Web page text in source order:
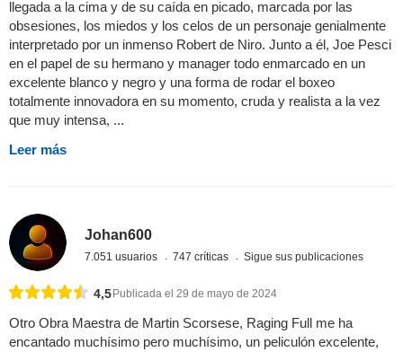
llegada a la cima y de su caída en picado, marcada por las
obsesiones, los miedos y los celos de un personaje genialmente
interpretado por un inmenso Robert de Niro. Junto a él, Joe Pesci
en el papel de su hermano y manager todo enmarcado en un
excelente blanco y negro y una forma de rodar el boxeo
totalmente innovadora en su momento, cruda y realista a la vez
que muy intensa, ...
Leer más
Johan600
7.051 usuarios 747 críticas Sigue sus publicaciones
4,5 Publicada el 29 de mayo de 2024
Otro Obra Maestra de Martin Scorsese, Raging Full me ha
encantado muchísimo pero muchísimo, un peliculón excelente,